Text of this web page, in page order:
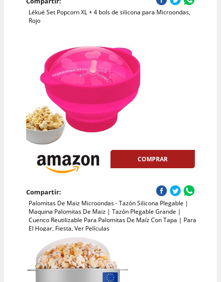
Lékué Set Popcorn XL + 4 bols de silicona para Microondas,
Rojo
COMPRAR
Compartir:
Palomitas De Maiz Microondas - Tazón Silicona Plegable |
Maquina Palomitas De Maiz | Tazón Plegable Grande |
Cuenco Reutilizable Para Palomitas De Maíz Con Tapa | Para
El Hogar, Fiesta, Ver Películas